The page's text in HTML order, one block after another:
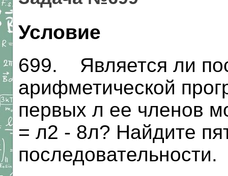
Условие
699. Является ли
арифметической
первых л ее членов
= л2 - 8л? Найдите
последовательности.